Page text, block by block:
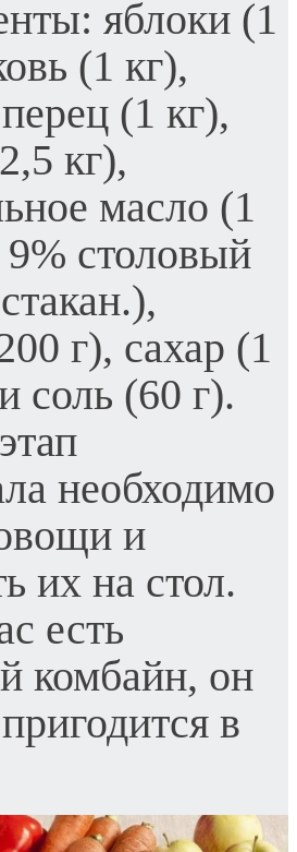
яблоки (1
(1 кг),
(1 кг),
кг),
масло (1
9% столовый
г), сахар (1
соль (60 г).
необходимо
и
их на стол.
есть
комбайн, он
в